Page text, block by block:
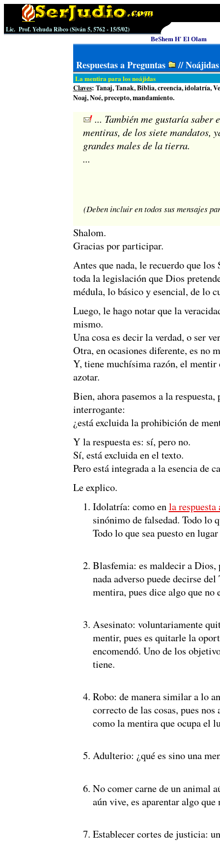
Lic. Prof. Yehuda Ribco (Siván 5, 5762 - 15/5/02)
BeShem H' El Olam
Respuestas a Preguntas //
La mentira para los noájidas
Claves: Tanaj, Tanak, Biblia, creencia, idolatría,
Noaj, Noé, precepto, mandamiento.
... También me gustaría saber
mentiras, de los siete mandatos,
grandes males de la tierra.
...
(Deben incluir en todos sus mensajes
Shalom.
Gracias por participar.
Antes que nada, le recuerdo que
toda la legislación que Dios
médula, lo básico y esencial, de lo
Luego, le hago notar que la
mismo.
Una cosa es decir la verdad, o ser
Otra, en ocasiones diferente, es no
Y, tiene muchísima razón, el mentir
azotar.
Bien, ahora pasemos a la
interrogante:
¿está excluida la prohibición de
Y la respuesta es: sí, pero no.
Sí, está excluida en el texto.
Pero está integrada a la esencia de
Le explico.
Idolatría: como enla
sinónimo de falsedad. Todo lo
Todo lo que sea puesto en
Blasfemia: es maldecir a Dios,
nada adverso puede decirse
mentira, pues dice algo que no
Asesinato: voluntariamente
mentir, pues es quitarle la
encomendó. Uno de los
tiene.
Robo: de manera similar a lo
correcto de las cosas, pues
como la mentira que ocupa el
Adulterio: ¿qué es sino una
No comer carne de un animal
aún vive, es aparentar algo que
Establecer cortes de justicia: